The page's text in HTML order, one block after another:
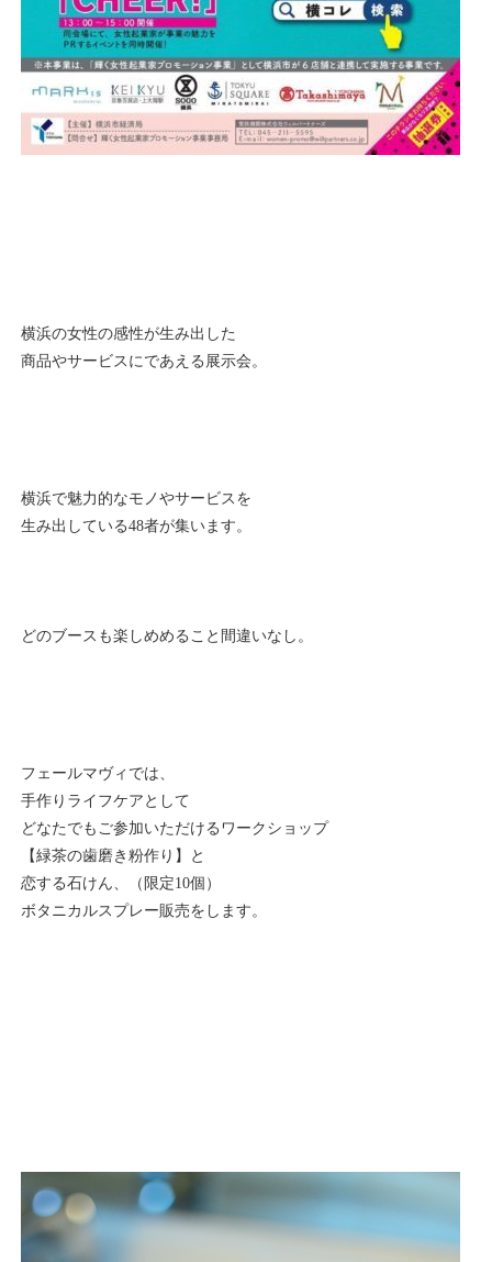
横浜の女性の感性が生み出した
商品やサービスにであえる展示会。
横浜で魅力的なモノやサービスを
生み出している48者が集います。
どのブースも楽しめめること間違いなし。
フェールマヴィでは、
手作りライフケアとして
どなたでもご参加いただけるワークショップ
【緑茶の歯磨き粉作り】と
恋する石けん、（限定10個）
ボタニカルスプレー販売をします。